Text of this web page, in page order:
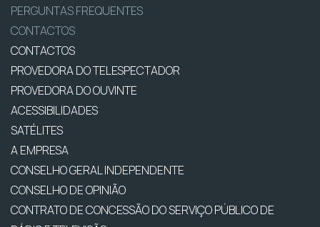
PERGUNTAS FREQUENTES
CONTACTOS
CONTACTOS
PROVEDORA DO TELESPECTADOR
PROVEDORA DO OUVINTE
ACESSIBILIDADES
SATÉLITES
A EMPRESA
CONSELHO GERAL INDEPENDENTE
CONSELHO DE OPINIÃO
CONTRATO DE CONCESSÃO DO SERVIÇO PÚBLICO DE